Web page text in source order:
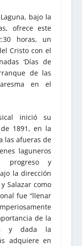
bajo la
ofrece este
horas, un
Cristo con el
‘Días de
de las
en el
inició su
1891, en la
las afueras de
laguneros
progreso y
la dirección
Salazar como
fue “llenar
de la
y dada la
adquiere en